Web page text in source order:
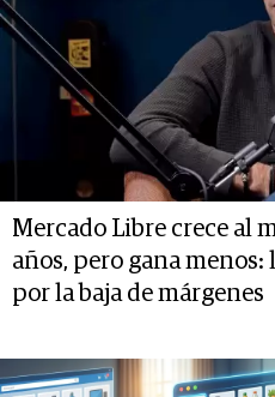
Mercado Libre crece al
años, pero gana menos:
por la baja de márgenes